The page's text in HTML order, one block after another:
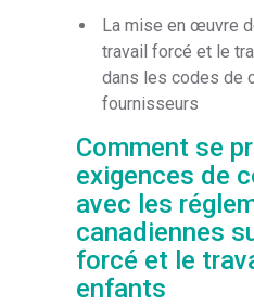
La mise en œuvre
travail forcé et le
dans les codes de
fournisseurs
Comment se
exigences de
avec les
canadiennes
forcé et le
enfants